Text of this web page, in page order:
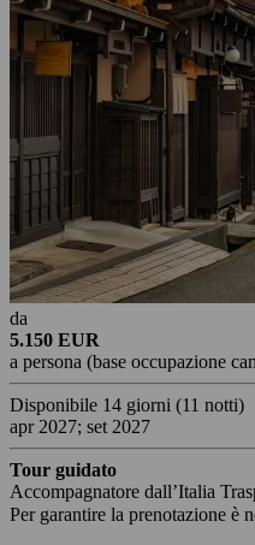
da
5.150 EUR
a persona (base occupazione
Disponibile 14 giorni (11 notti)
apr 2027; set 2027
Tour guidato
Accompagnatore dall’Italia
Per garantire la prenotazione è